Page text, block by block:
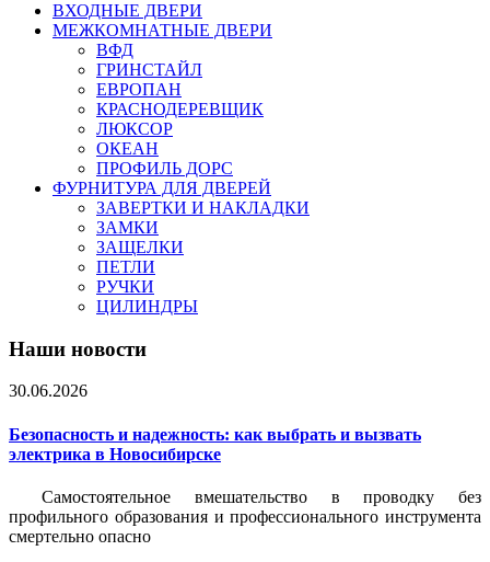
ВХОДНЫЕ ДВЕРИ
МЕЖКОМНАТНЫЕ ДВЕРИ
ВФД
ГРИНСТАЙЛ
ЕВРОПАН
КРАСНОДЕРЕВЩИК
ЛЮКСОР
ОКЕАН
ПРОФИЛЬ ДОРС
ФУРНИТУРА ДЛЯ ДВЕРЕЙ
ЗАВЕРТКИ И НАКЛАДКИ
ЗАМКИ
ЗАЩЕЛКИ
ПЕТЛИ
РУЧКИ
ЦИЛИНДРЫ
Наши новости
30.06.2026
Безопасность и надежность: как выбрать и вызвать
электрика в Новосибирске
Самостоятельное вмешательство в проводку без
профильного образования и профессионального инструмента
смертельно опасно